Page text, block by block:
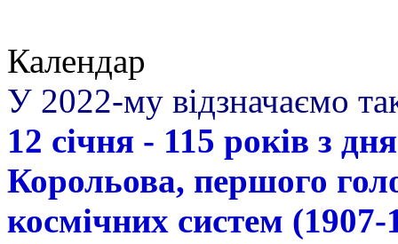
Календар
У 2022-му відзначаємо
12 січня - 115 років з
Корольова, першого
космічних систем (1907-